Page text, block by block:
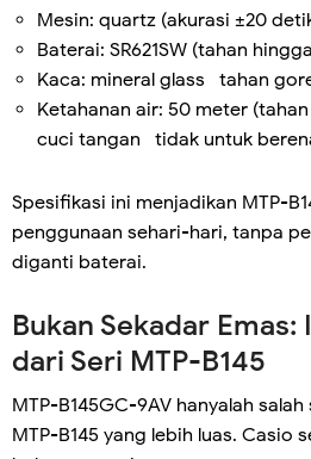
Mesin: quartz (akurasi ±20
Baterai: SR621SW (tahan
Kaca: mineral glass tahan
Ketahanan air: 50 meter
cuci tangan tidak untuk
Spesifikasi ini menjadikan MTP-
penggunaan sehari-hari, tanpa
diganti baterai.
Bukan Sekadar Emas:
dari Seri MTP-B145
MTP-B145GC-9AV hanyalah
MTP-B145 yang lebih luas. Casio